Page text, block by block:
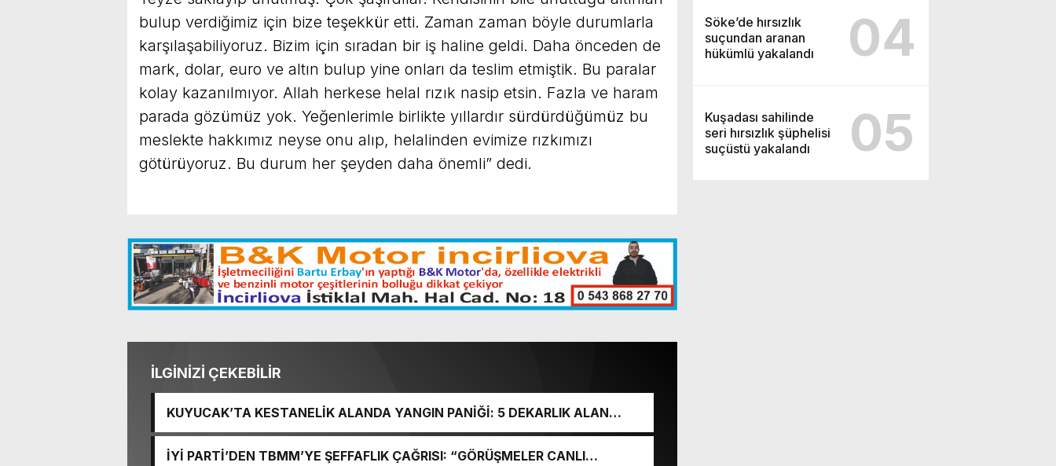
KOMİSYONDA
DUYULSUN”
Söke’de hırsızlık
suçundan aranan
hükümlü yakalandı
04
Kuşadası sahilinde
seri hırsızlık şüphelisi
suçüstü yakalandı
05
bulup verdiğimiz için bize teşekkür etti. Zaman zaman böyle durumlarla
karşılaşabiliyoruz. Bizim için sıradan bir iş haline geldi. Daha önceden de
mark, dolar, euro ve altın bulup yine onları da teslim etmiştik. Bu paralar
kolay kazanılmıyor. Allah herkese helal rızık nasip etsin. Fazla ve haram
parada gözümüz yok. Yeğenlerimle birlikte yıllardır sürdürdüğümüz bu
meslekte hakkımız neyse onu alıp, helalinden evimize rızkımızı
götürüyoruz. Bu durum her şeyden daha önemli” dedi.
İLGİNİZİ ÇEKEBİLİR
KUYUCAK’TA KESTANELİK ALANDA YANGIN PANİĞİ: 5 DEKARLIK ALAN
İYİ PARTİ’DEN TBMM’YE ŞEFFAFLIK ÇAĞRISI: “GÖRÜŞMELER CANLI